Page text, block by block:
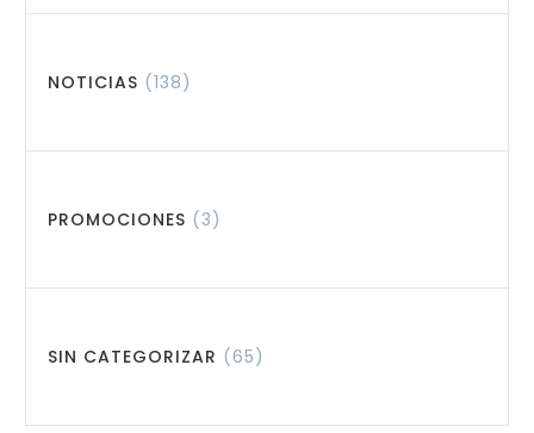
NOTICIAS (138)
PROMOCIONES (3)
SIN CATEGORIZAR (65)